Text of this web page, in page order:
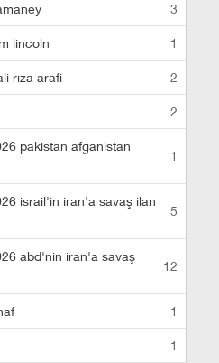
3
lincoln 1
rıza arafi 2
2
pakistan afganistan
1
israil'in iran'a savaş ilan
5
abd'nin iran'a savaş
12
1
1